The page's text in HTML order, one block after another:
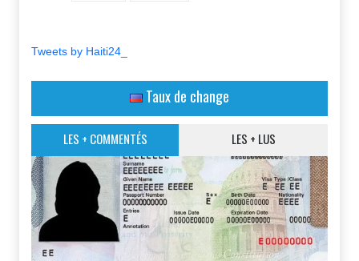
Tweets by Haiti24_
Taux de change
LES + COMMENTÉS LES + LUS